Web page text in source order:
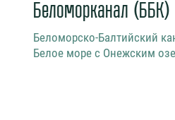
Беломорканал (ББК)
Беломорско-Балтийский
Белое море с Онежским